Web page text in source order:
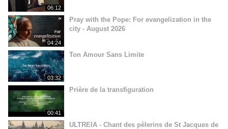
06:12
04:24
Pray with the Pope: For evangelization in the
city - August 2026
03:32
Ton Amour Sans Limite
00:41
Prière de la transfiguration
ULTREIA - Chant des pèlerins de St Jacques de